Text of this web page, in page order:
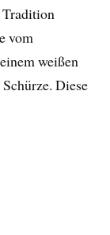
vom
weißen
Diese